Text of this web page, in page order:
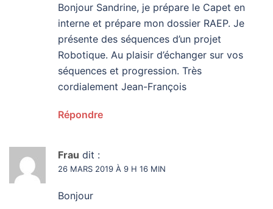
Bonjour Sandrine, je prépare le Capet en
interne et prépare mon dossier RAEP. Je
présente des séquences d’un projet
Robotique. Au plaisir d’échanger sur vos
séquences et progression. Très
cordialement Jean-François
Répondre
Frau dit :
26 MARS 2019 À 9 H 16 MIN
Bonjour